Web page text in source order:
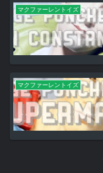
マクファーレントイズ
マクファーレントイズ